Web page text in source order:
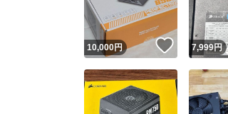
10,000円 いいね！
7,999円